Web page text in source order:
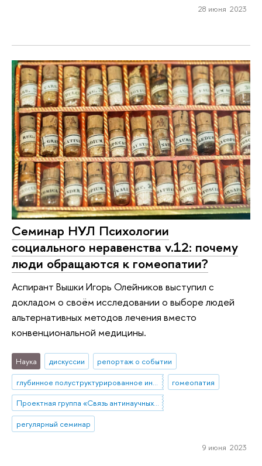
28 июня 2023
Cеминар НУЛ Психологии
социального неравенства v.12: почему
люди обращаются к гомеопатии?
Аспирант Вышки Игорь Олейников выступил с
докладом о своём исследовании о выборе людей
альтернативных методов лечения вместо
конвенциональной медицины.
Наука дискуссии
репортаж о событии
гомеопатия
Проектная группа «Связь антинаучных и конспирологических верований с благополучием и заботой о здоровье у россиян»
регулярный семинар
9 июня 2023